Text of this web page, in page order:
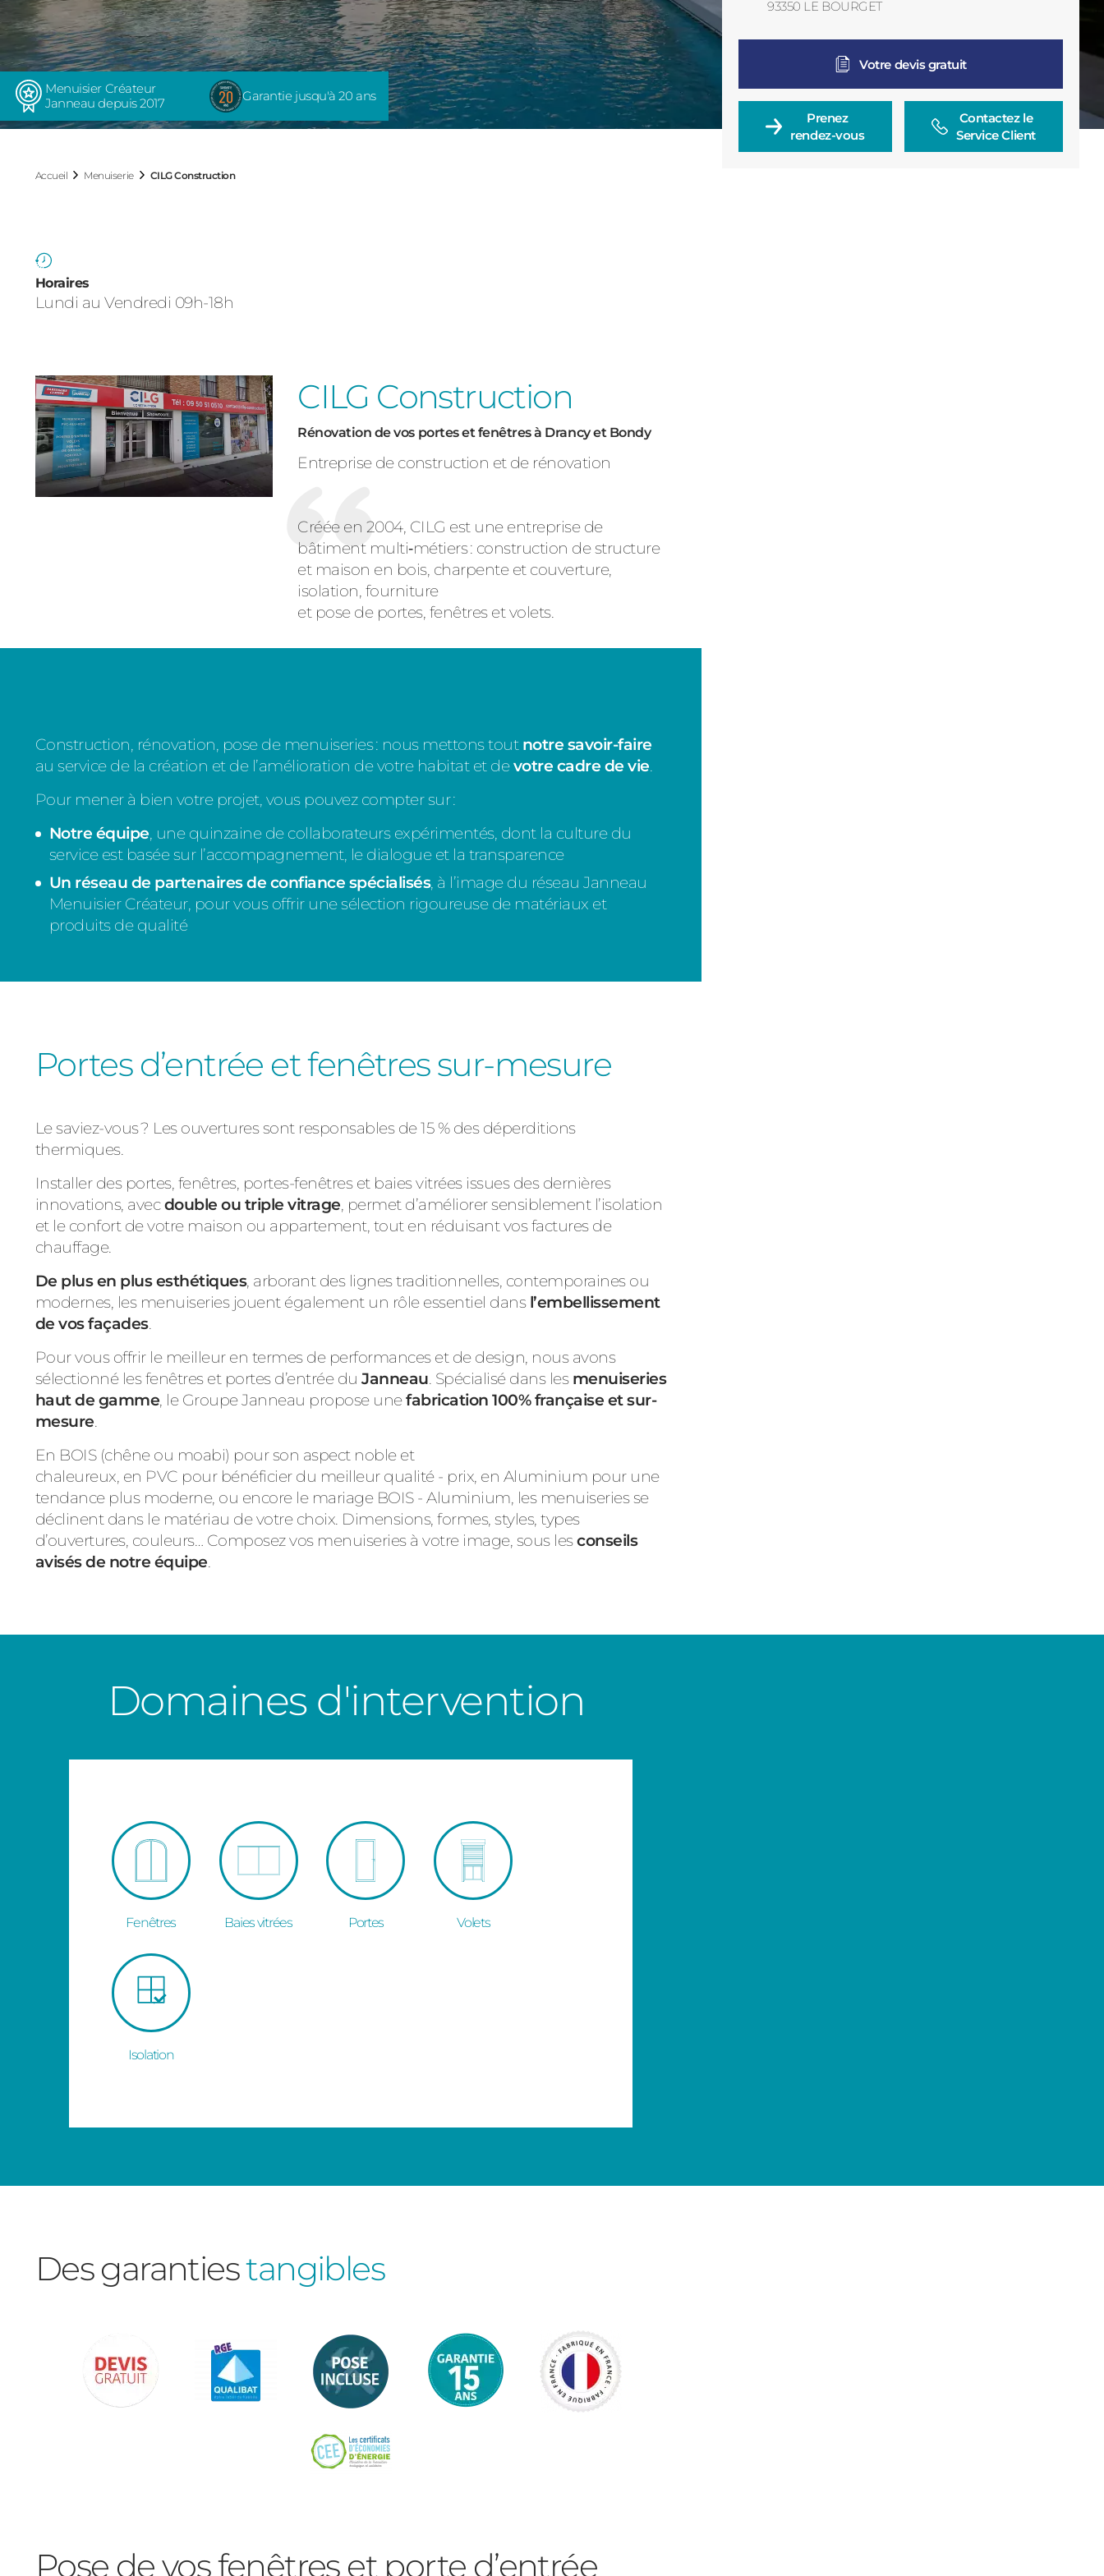
Consulter
Menuisier Créateur
Janneau depuis 2017
Garantie jusqu'à 20 ans
93350 LE BOURGET
Votre devis gratuit
Prenez
rendez-vous
Contactez le
Service Client
Accueil Menuiserie CILG Construction
Horaires
Lundi au Vendredi 09h-18h
CILG Construction
Rénovation de vos portes et fenêtres à Drancy et Bondy
Entreprise de construction et de rénovation
Créée en 2004, CILG est une entreprise de
bâtiment multi‑métiers : construction de structure
et maison en bois, charpente et couverture,
isolation, fourniture
et pose de portes, fenêtres et volets.
Construction, rénovation, pose de menuiseries : nous mettons tout notre savoir-faire
au service de la création et de l’amélioration de votre habitat et devotre cadre de vie
Pour mener à bien votre projet, vous pouvez compter sur :
Notre équipe , une quinzaine de collaborateurs expérimentés, dont la culture du
service est basée sur l’accompagnement, le dialogue et la transparence
Un réseau de partenaires de confiance spécialisés, à l’image du réseau Janneau
Menuisier Créateur, pour vous offrir une sélection rigoureuse de matériaux et
produits de qualité
Portes d’entrée et fenêtres sur-mesure
Le saviez-vous ? Les ouvertures sont responsables de 15 % des déperditions
thermiques.
Installer des portes, fenêtres, portes-fenêtres et baies vitrées issues des dernières
innovations, avecdouble ou triple vitrage , permet d’améliorer sensiblement l’isolation
et le confort de votre maison ou appartement, tout en réduisant vos factures de
chauffage.
De plus en plus esthétiques, arborant des lignes traditionnelles, contemporaines ou
modernes, les menuiseries jouent également un rôle essentiel dans l’embellissement
de vos façades.
Pour vous offrir le meilleur en termes de performances et de design, nous avons
sélectionné les fenêtres et portes d’entrée duJanneau . Spécialisé dans les menuiseries
haut de gamme , le Groupe Janneau propose unefabrication 100% française et sur-
mesure
En BOIS (chêne ou moabi) pour son aspect noble et
chaleureux, en PVC pour bénéficier du meilleur qualité - prix, en Aluminium pour une
tendance plus moderne, ou encore le mariage BOIS - Aluminium, les menuiseries se
déclinent dans le matériau de votre choix. Dimensions, formes, styles, types
d’ouvertures, couleurs… Composez vos menuiseries à votre image, sous lesconseils
avisés de notre équipe
Domaines d'intervention
Fenêtres Baies vitrées Portes Volets
Isolation
Des garantiestangibles
Pose de vos fenêtres et porte d’entrée